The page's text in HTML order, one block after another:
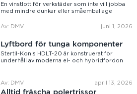
En vinstlott för verkstäder som inte vill jobba
med mindre dunkar eller småemballage
Av: DMV juni 1, 2026
Lyftbord för tunga komponenter
Stertil-Konis HDLT-20 är konstruerat för
underhåll av moderna el- och hybridfordon
Av: DMV april 13, 2026
Alltid fräscha polertrissor